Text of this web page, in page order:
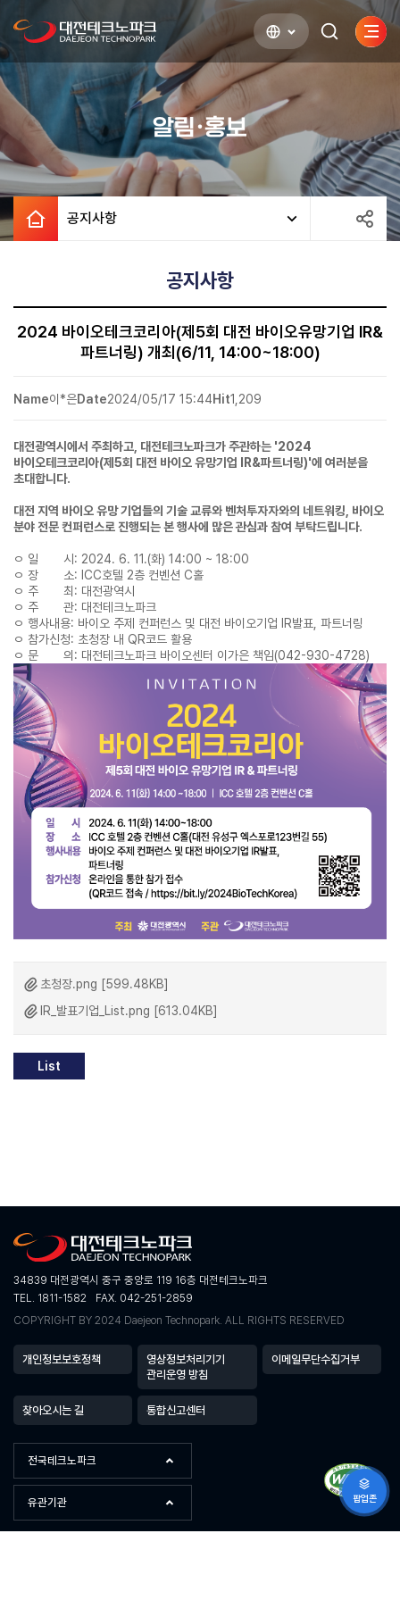
검색하기사이
열기
알림·홍보
공지사항
공지사항
2024 바이오테크코리아(제5회 대전 바이오유망기업 IR&
파트너링) 개최(6/11, 14:00~18:00)
Name이*은Date2024/05/17 15:44Hit1,209
대전광역시에서 주최하고, 대전테크노파크가 주관하는 '2024
바이오테크코리아(제5회 대전 바이오 유망기업 IR&파트너링)'에 여러분을
초대합니다.
대전 지역 바이오 유망 기업들의 기술 교류와 벤처투자자와의 네트워킹, 바이오
분야 전문 컨퍼런스로 진행되는 본 행사에 많은 관심과 참여 부탁드립니다.
ㅇ 일 시: 2024. 6. 11.(화) 14:00 ~ 18:00
ㅇ 장 소: ICC호텔 2층 컨벤션 C홀
ㅇ 주 최: 대전광역시
ㅇ 주 관: 대전테크노파크
ㅇ 행사내용: 바이오 주제 컨퍼런스 및 대전 바이오기업 IR발표, 파트너링
ㅇ 참가신청: 초청장 내 QR코드 활용
ㅇ 문 의: 대전테크노파크 바이오센터 이가은 책임(042-930-4728)
초청장.png [599.48KB]
IR_발표기업_List.png [613.04KB]
List
34839 대전광역시 중구 중앙로 119 16층 대전테크노파크
TEL. 1811-1582
FAX. 042-251-2859
COPYRIGHT BY 2024 Daejeon Technopark. ALL RIGHTS RESERVED
전국테크노파크
유관기관
개인정보보호정책
영상정보처리기기
관리운영 방침
이메일무단수집거부
찾아오시는 길 통합신고센터
팝업존